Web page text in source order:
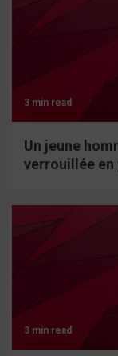
3 min read
Un jeune
verrouillée en
3 min read